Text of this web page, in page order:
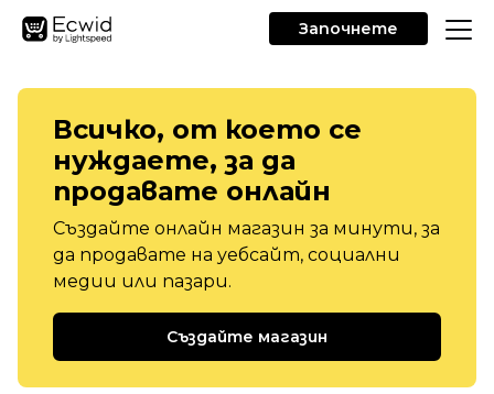
Започнете
Всичко, от което се
нуждаете, за да
продавате онлайн
Създайте онлайн магазин за минути, за
да продавате на уебсайт, социални
медии или пазари.
Създайте магазин